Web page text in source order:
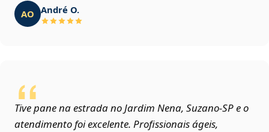
AO André O.
Tive pane na estrada no Jardim Nena, Suzano‑SP e o
atendimento foi excelente. Profissionais ágeis,